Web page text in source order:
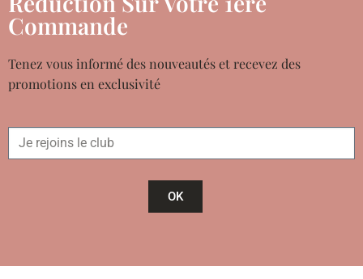
Commande
Tenez vous informé des nouveautés et recevez des
promotions en exclusivité
OK